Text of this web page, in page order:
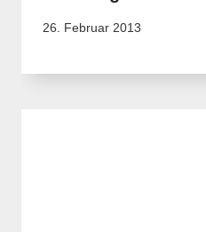
26. Februar 2013